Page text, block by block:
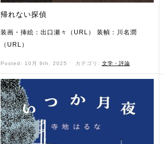
帰れない探偵
装画・挿絵：出口瀬々（URL） 装幀：川名潤
（URL）
Posted: 10月 9th, 2025 ˑ カテゴリ: 文学・評論